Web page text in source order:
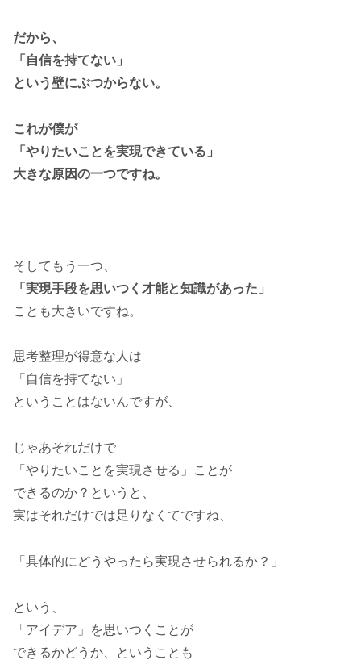
だから、
「自信を持てない」
という壁にぶつからない。
これが僕が
「やりたいことを実現できている」
大きな原因の一つですね。
そしてもう一つ、
「実現手段を思いつく才能と知識があった」
ことも大きいですね。
思考整理が得意な人は
「自信を持てない」
ということはないんですが、
じゃあそれだけで
「やりたいことを実現させる」ことが
できるのか？というと、
実はそれだけでは足りなくてですね、
「具体的にどうやったら実現させられるか？」
という、
「アイデア」を思いつくことが
できるかどうか、ということも